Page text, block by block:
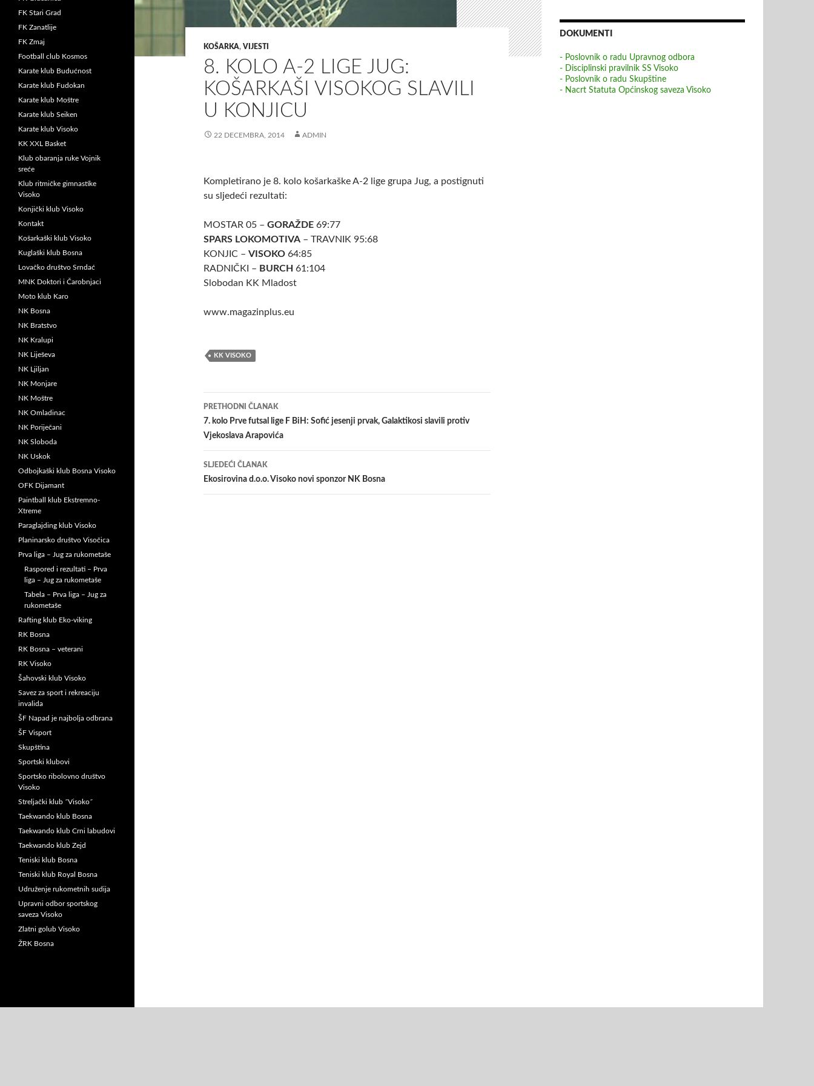
KOŠARKA, VIJESTI
8. KOLO A-2 LIGE JUG:
KOŠARKAŠI VISOKOG SLAVILI
U KONJICU
22 DECEMBRA, 2014 ADMIN
Kompletirano je 8. kolo košarkaške A-2 lige grupa Jug, a postignuti
su sljedeći rezultati:
MOSTAR 05 – GORAŽDE 69:77
SPARS LOKOMOTIVA – TRAVNIK 95:68
KONJIC – VISOKO 64:85
RADNIČKI – BURCH 61:104
Slobodan KK Mladost
www.magazinplus.eu
KK VISOKO
Navigacija
članaka
PRETHODNI ČLANAK
7. kolo Prve futsal lige F BiH: Sofić jesenji prvak, Galaktikosi slavili protiv
Vjekoslava Arapovića
SLJEDEĆI ČLANAK
Ekosirovina d.o.o. Visoko novi sponzor NK Bosna
DOKUMENTI
- Poslovnik o radu Upravnog odbora
- Disciplinski pravilnik SS Visoko
- Poslovnik o radu Skupštine
- Nacrt Statuta Općinskog saveza Visoko
FK Stari Grad
FK Zanatlije
FK Zmaj
Football club Kosmos
Karate klub Budućnost
Karate klub Fudokan
Karate klub Moštre
Karate klub Seiken
Karate klub Visoko
KK XXL Basket
Klub obaranja ruke Vojnik
sreće
Klub ritmičke gimnastike
Visoko
Konjički klub Visoko
Kontakt
Košarkaški klub Visoko
Kuglaški klub Bosna
Lovačko društvo Srndać
MNK Doktori i Čarobnjaci
Moto klub Karo
NK Bosna
NK Bratstvo
NK Kralupi
NK Liješeva
NK Ljiljan
NK Monjare
NK Moštre
NK Omladinac
NK Poriječani
NK Sloboda
NK Uskok
Odbojkaški klub Bosna Visoko
OFK Dijamant
Paintball klub Ekstremno-
Xtreme
Paraglajding klub Visoko
Planinarsko društvo Visočica
Prva liga – Jug za rukometaše
Raspored i rezultati – Prva
liga – Jug za rukometaše
Tabela – Prva liga – Jug za
rukometaše
Rafting klub Eko-viking
RK Bosna
RK Bosna – veterani
RK Visoko
Šahovski klub Visoko
Savez za sport i rekreaciju
invalida
ŠF Napad je najbolja odbrana
ŠF Visport
Skupština
Sportski klubovi
Sportsko ribolovno društvo
Visoko
Streljački klub ˝Visoko˝
Taekwando klub Bosna
Taekwando klub Crni labudovi
Taekwando klub Zejd
Teniski klub Bosna
Teniski klub Royal Bosna
Udruženje rukometnih sudija
Upravni odbor sportskog
saveza Visoko
Zlatni golub Visoko
ŽRK Bosna